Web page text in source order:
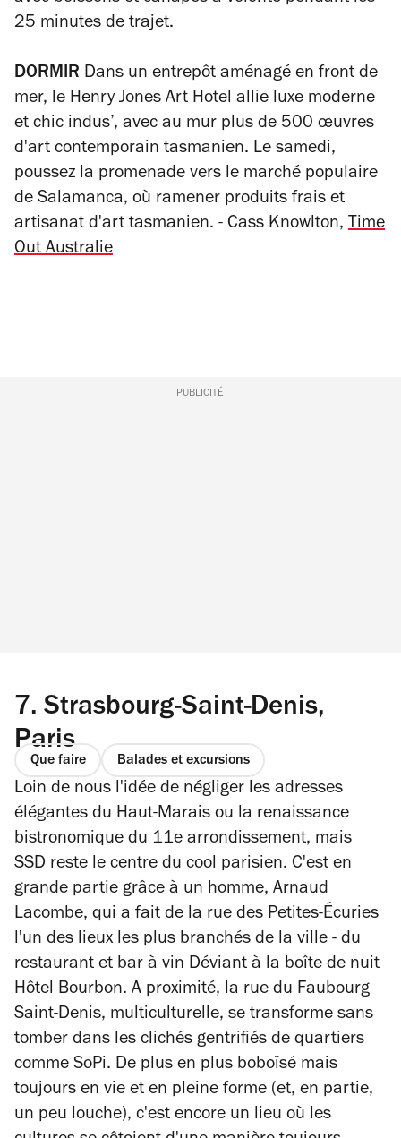
25 minutes de trajet.
DORMIR Dans un entrepôt aménagé en front de
mer, le Henry Jones Art Hotel allie luxe moderne
et chic indus’, avec au mur plus de 500 œuvres
d'art contemporain tasmanien. Le samedi,
poussez la promenade vers le marché populaire
de Salamanca, où ramener produits frais et
artisanat d'art tasmanien. - Cass Knowlton, Time
Out Australie
PUBLICITÉ
7. Strasbourg-Saint-Denis,
Paris
Que faire Balades et excursions
Loin de nous l'idée de négliger les adresses
élégantes du Haut-Marais ou la renaissance
bistronomique du 11e arrondissement, mais
SSD reste le centre du cool parisien. C'est en
grande partie grâce à un homme, Arnaud
Lacombe, qui a fait de la rue des Petites-Écuries
l'un des lieux les plus branchés de la ville - du
restaurant et bar à vin Déviant à la boîte de nuit
Hôtel Bourbon. A proximité, la rue du Faubourg
Saint-Denis, multiculturelle, se transforme sans
tomber dans les clichés gentrifiés de quartiers
comme SoPi. De plus en plus boboïsé mais
toujours en vie et en pleine forme (et, en partie,
un peu louche), c'est encore un lieu où les